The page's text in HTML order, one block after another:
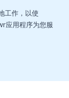
工作，以使
应用程序为您服